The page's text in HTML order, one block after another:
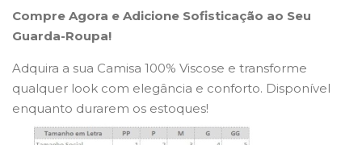
Compre Agora e Adicione Sofisticação ao Seu
Guarda-Roupa!
Adquira a sua Camisa 100% Viscose e transforme
qualquer look com elegância e conforto. Disponível
enquanto durarem os estoques!